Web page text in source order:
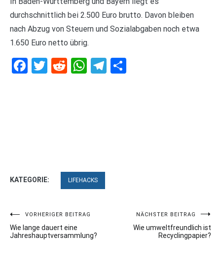
durchschnittlich bei 2.500 Euro brutto. Davon bleiben
nach Abzug von Steuern und Sozialabgaben noch etwa
1.650 Euro netto übrig.
Facebook
Twitter
RedditWhatsApp
Telegram
KATEGORIE: LIFEHACKS
Beitragsnavigation
VORHERIGER BEITRAG
Wie lange dauert eine
Jahreshauptversammlung?
NÄCHSTER BEITRAG
Wie umweltfreundlich ist
Recyclingpapier?